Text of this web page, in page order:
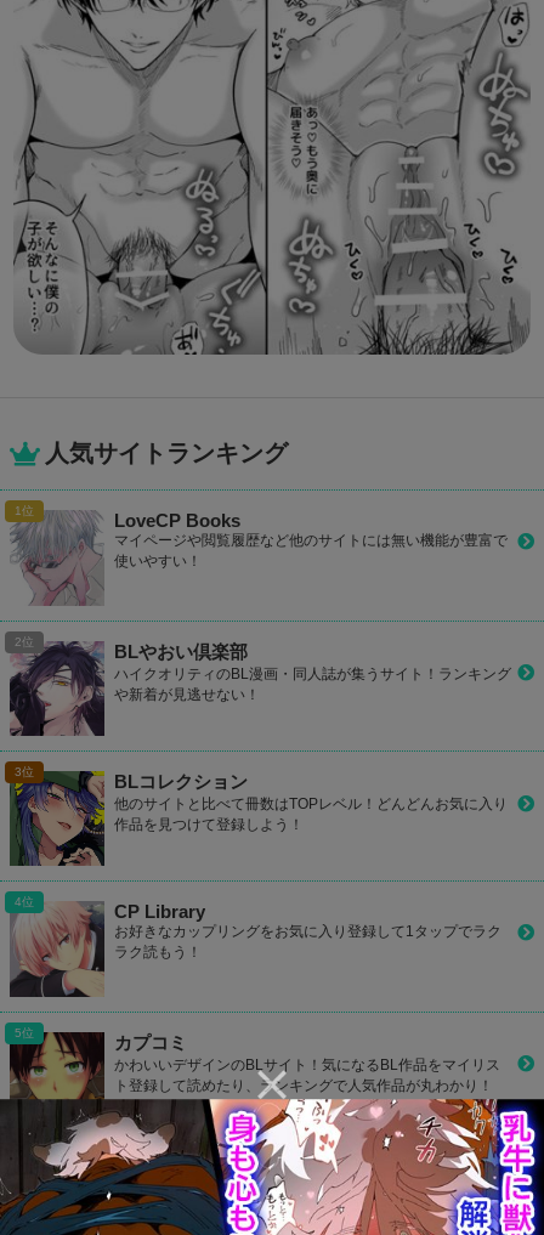
人気サイトランキング
LoveCP Books
マイページや閲覧履歴など他のサイトには無い機能が豊富で
使いやすい！
BLやおい倶楽部
ハイクオリティのBL漫画・同人誌が集うサイト！ランキング
や新着が見逃せない！
BLコレクション
他のサイトと比べて冊数はTOPレベル！どんどんお気に入り
作品を見つけて登録しよう！
CP Library
お好きなカップリングをお気に入り登録して1タップでラク
ラク読もう！
カプコミ
かわいいデザインのBLサイト！気になるBL作品をマイリス
ト登録して読めたり、ランキングで人気作品が丸わかり！
801Books(ヤオイブックス)
毎日何冊も更新されているBL作品をチェック！検索機能も充
実しているので探したい同人誌が見つかるはず！